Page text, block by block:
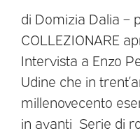
di Domizia Dalia –
COLLEZIONARE
Intervista a Enzo
Udine che in
millenovecento
in avanti Serie di